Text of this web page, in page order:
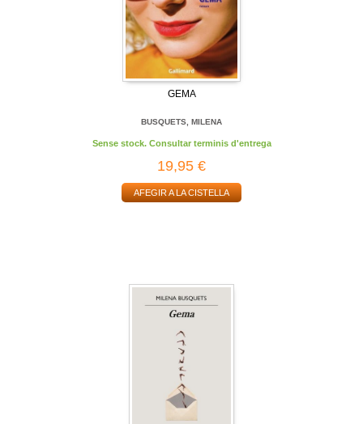
GEMA
BUSQUETS, MILENA
Sense stock. Consultar terminis d'entrega
19,95 €
AFEGIR A LA CISTELLA